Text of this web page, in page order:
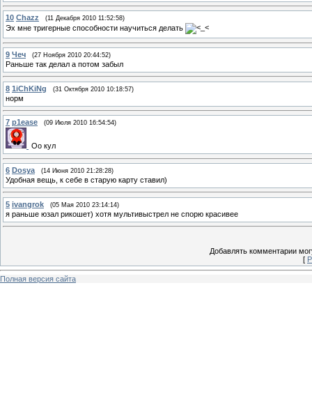
10 Chazz (11 Декабря 2010 11:52:58)
Эх мне тригерные способности научиться делать
9 Чеч (27 Ноября 2010 20:44:52)
Раньше так делал а потом забыл
8 1iChKiNg (31 Октября 2010 10:18:57)
норм
7 p1ease (09 Июля 2010 16:54:54)
Оо кул
6 Dosya (14 Июня 2010 21:28:28)
Удобная вещь, к себе в старую карту ставил)
5 ivangrok (05 Мая 2010 23:14:14)
я раньше юзал рикошет) хотя мультивыстрел не спорю красивее
Добавлять комментарии
[
Полная версия сайта